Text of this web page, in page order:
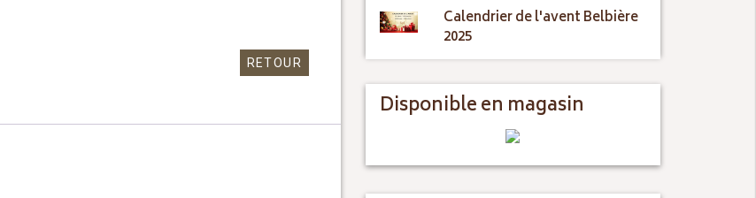
RETOUR
Calendrier de l'avent Belbière
2025
Disponible en magasin